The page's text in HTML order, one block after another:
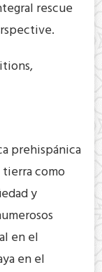
rescue
prehispánica
como
y
en el
en el